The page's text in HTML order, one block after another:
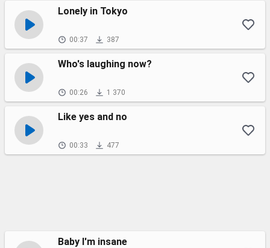
Lonely in Tokyo
00:37 387
Who's laughing now?
00:26 1 370
Like yes and no
00:33 477
Baby I'm insane